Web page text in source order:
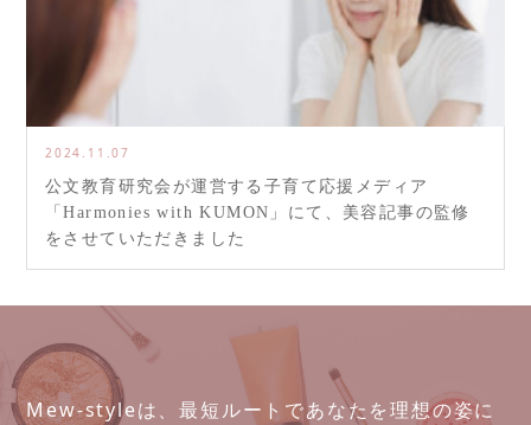
2024.11.07
公文教育研究会が運営する子育て応援メディア
「Harmonies with KUMON」にて、美容記事の監修
をさせていただきました
Mew-styleは、最短ルートであなたを理想の姿に